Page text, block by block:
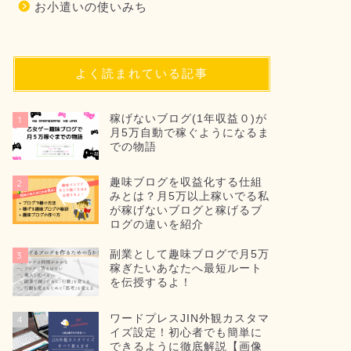
お小遣いの使いみち
よく読まれている記事
1
稼げないブログ(1年収益０)が
月5万自動で稼ぐようになるま
での物語
2
趣味ブログを収益化する仕組
みとは？月5万以上稼いでる私
が稼げないブログと稼げるブ
ログの違いを紹介
3
副業として趣味ブログで月5万
稼ぎたいあなたへ最短ルート
を伝授するよ！
4
ワードプレスJIN外観カスタマ
イズ設定！初心者でも簡単に
できるように徹底解説【画像